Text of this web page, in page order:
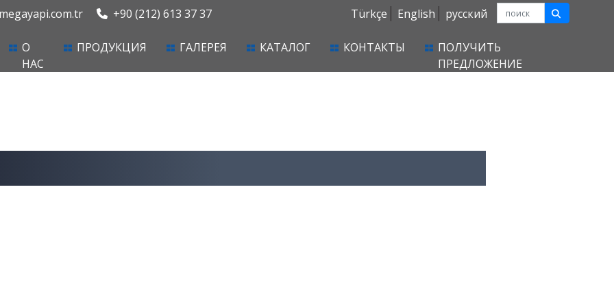
+90 (212) 613 37 37 Türkçe English русский
О
НАС
ПРОДУКЦИЯ ГАЛЕРЕЯ КАТАЛОГ КОНТАКТЫ
ПОЛУЧИТЬ
ПРЕДЛОЖЕНИЕ